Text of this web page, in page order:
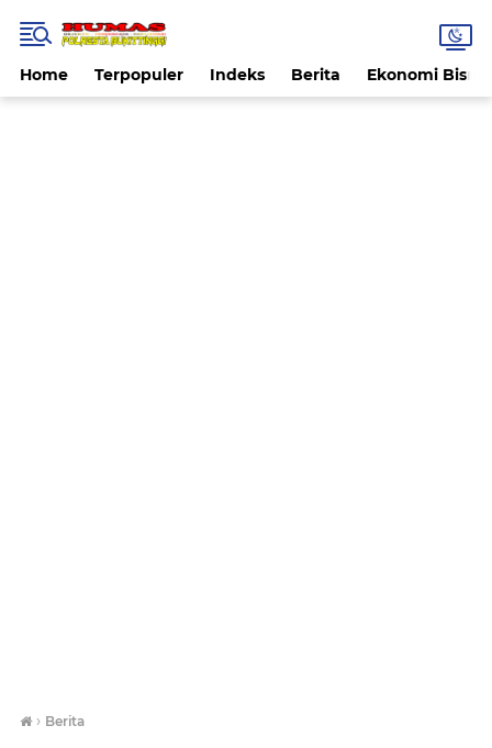
Home Terpopuler Indeks Berita Ekonomi Bisnis
› Berita